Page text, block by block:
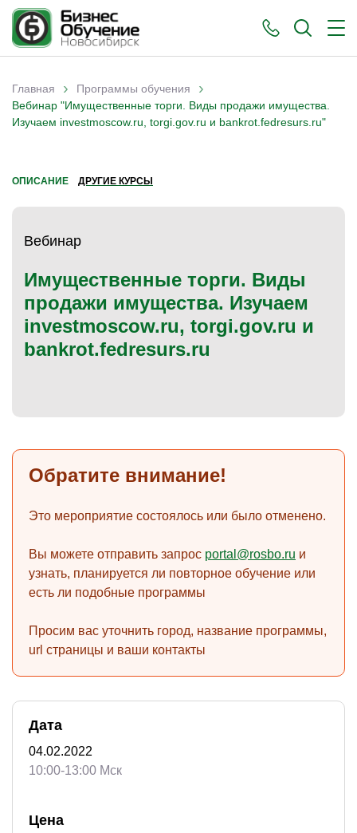
Вы здесь
Главная › Программы обучения ›
Вебинар "Имущественные торги. Виды продажи имущества.
Изучаем investmoscow.ru, torgi.gov.ru и bankrot.fedresurs.ru"
ОПИСАНИЕ ДРУГИЕ КУРСЫ
Вебинар
Имущественные торги. Виды
продажи имущества. Изучаем
investmoscow.ru, torgi.gov.ru и
bankrot.fedresurs.ru
Обратите внимание!
Это мероприятие состоялось или было отменено.
Вы можете отправить запрос portal@rosbo.ru и
узнать, планируется ли повторное обучение или
есть ли подобные программы
Просим вас уточнить город, название программы,
url страницы и ваши контакты
Дата
04.02.2022
10:00-13:00 Мск
Цена